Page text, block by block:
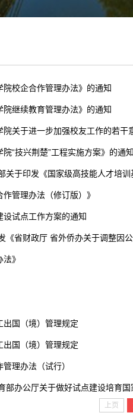
校企合作管理办法》的通知
继续教育管理办法》的通知
关于进一步加强校友工作的若干
“技兴荆楚”工程实施方案》的通知
关于印发《国家级高技能人才培训
管理办法（修订版）》
试点工作方案的通知
《省财政厅 省外侨办关于调整因
》
出国（境）管理规定
出国（境）管理规定
理办法（试行）
部办公厅关于做好试点建设培育
上页